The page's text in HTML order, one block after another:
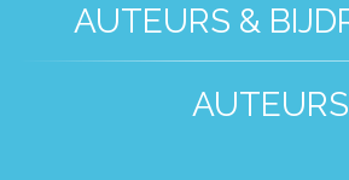
AUTEURS &
AUTEURS